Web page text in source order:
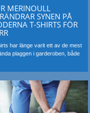
MERINOULL
SYNEN PÅ
T-SHIRTS FÖR
har länge varit ett av de mest
plaggen i garderoben, både